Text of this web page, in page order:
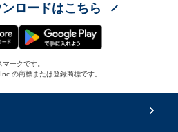
ロードはこちら
ークです。
の商標または登録商標です。